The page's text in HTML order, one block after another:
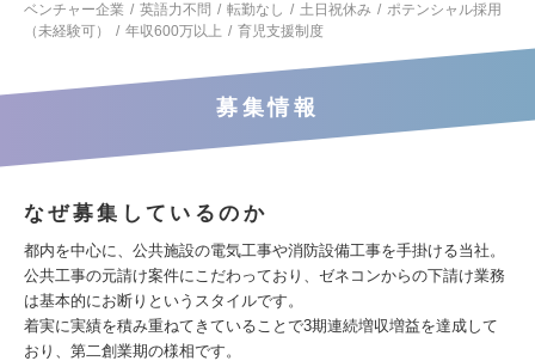
ベンチャー企業
英語力不問 転勤なし 土日祝休み
ポテンシャル採用
（未経験可）
年収600万以上 育児支援制度
募集情報
なぜ募集しているのか
都内を中心に、公共施設の電気工事や消防設備工事を手掛ける当社。
公共工事の元請け案件にこだわっており、ゼネコンからの下請け業務
は基本的にお断りというスタイルです。
着実に実績を積み重ねてきていることで3期連続増収増益を達成して
おり、第二創業期の様相です。